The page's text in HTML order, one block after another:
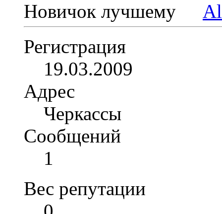
Новичок
Регистрация
19.03.2009
Адрес
Черкассы
Сообщений
1
Вес репутации